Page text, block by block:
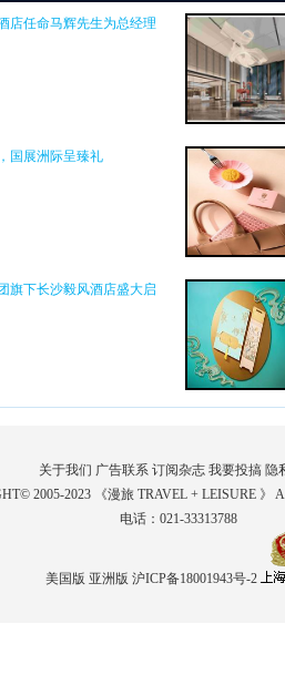
店任命马辉先生为总经理
国展洲际呈臻礼
旗下长沙毅风酒店盛大启
关于我们 广告联系 订阅杂志 我要投搞 隐
2005-2023 《漫旅 TRAVEL + LEISURE 》
电话：021-33313788
美国版 亚洲版 沪ICP备18001943号-2